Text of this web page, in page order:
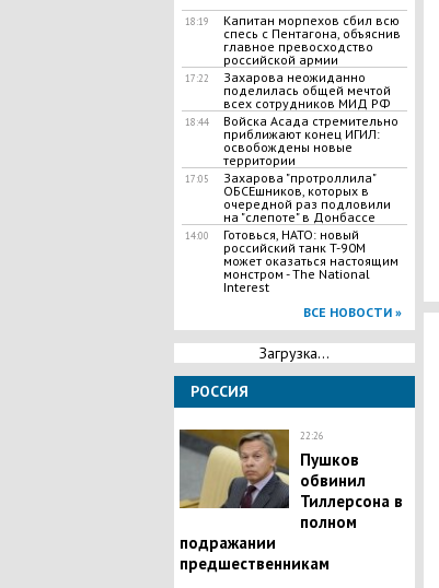
18:19
Капитан морпехов сбил всю
спесь с Пентагона, объяснив
главное превосходство
российской армии
17:22
Захарова неожиданно
поделилась общей мечтой
всех сотрудников МИД РФ
18:44
Войска Асада стремительно
приближают конец ИГИЛ:
освобождены новые
территории
17:05
Захарова "протроллила"
ОБСЕшников, которых в
очередной раз подловили
на "слепоте" в Донбассе
14:00
Готовься, НАТО: новый
российский танк T-90M
может оказаться настоящим
монстром - The National
Interest
ВСЕ НОВОСТИ »
Загрузка...
РОССИЯ
22:26
Пушков
обвинил
Тиллерсона в
полном
подражании
предшественникам